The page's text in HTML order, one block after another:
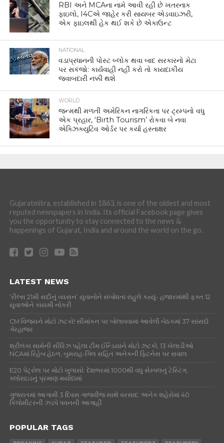
RBI અને MCAના નામે આવી રહી છે ખતરનાક
ફાઇલો, I4Cએ જાહેર કરી સાયબર એડવાઇઝરી,
એક ફાઇલથી હેક થઈ શકે છે એકાઉન્ટ
NATIONAL
વડાપ્રધાનની પોસ્ટ બ્લોક થવા બાદ સરકારનો મેટા
પર સકંજો: કાર્યવાહી નહીં કરો તો કાયદાકીય
જવાબદારી નક્કી થશે
WORLD
જન્મથી મળતી અમેરિકન નાગરિકતા પર ટ્રમ્પનો વધુ
એક પ્રહાર, ‘Birth Tourism’ રોકવા બે નવા
એક્ઝિક્યુટિવ ઓર્ડર પર કર્યા હસ્તાક્ષર
Gujaratmitra, established in 1863, is one of the oldest and most
reputed newspapers in India. Its official Facebook page gives
you the opportunity to stay connected to the news &
happenings of Gujarat, India and around the world on the go.
LATEST NEWS
‘રીલ્સ 21મી સદીનું વ્યસન’ યુવાનોને સંબોધતા રાહુલે કહ્યું- હજારમાંથી ફક્ત 12
યુવાઓને કાયમી નોકરી
CM વિજયને મોટો ઝટકો! સીમાંકન પર બોલાવવામાં આવેલી બેઠકમાં 37 સાંસદો
ગેરહાજર
શ્રીલંકા સામેની સીરિઝ પહેલા ટીમ ઈન્ડિયાને મોટો ઝટકો, 13 ખેલાડીઓ
NCAમાં રિહેબ હેઠળ, બુમરાહ-ગિલ સહિત અનેકની ફિટનેસ પર સવાલ
E20 પેટ્રોલ પર મોટો ખુલાસો: દેશભરમાં 1000થી વધુ સેમ્પલનું ટેસ્ટિંગ,
ક્લોરાઇડનું પ્રમાણ મર્યાદામાં
ગુજરાતમાં આગામી 3 દિવસ ગાજવીજ સાથે વરસાદ: અનેક શહેરોમાં 40
કિલોમીટરની ઝડપે પવનની આગાહી
POPULAR TAGS